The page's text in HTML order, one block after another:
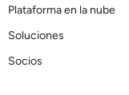
Plataforma en la nube
Soluciones
Socios